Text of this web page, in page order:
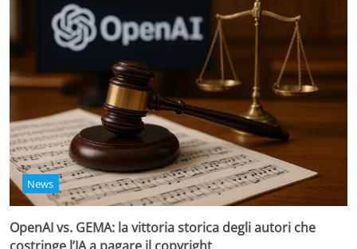
News
OpenAI vs. GEMA: la vittoria storica degli autori che